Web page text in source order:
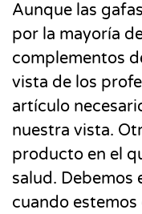
Aunque las
por la mayoría
complementos
vista de los
artículo
nuestra vista.
producto en el
salud. Debemos
cuando